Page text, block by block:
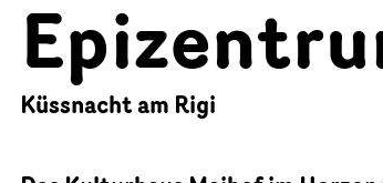
Küssnacht am Rigi